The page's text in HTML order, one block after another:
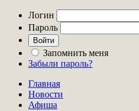
Логин
Пароль
Запомнить меня
Забыли пароль?
Главная
Новости
Афиша